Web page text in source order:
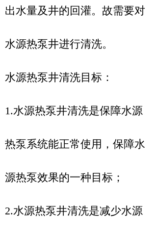
出水量及井的回灌。故需要对
水源热泵井进行清洗。
水源热泵井清洗目标：
1.水源热泵井清洗是保障水源
热泵系统能正常使用，保障水
源热泵效果的一种目标；
2.水源热泵井清洗是减少水源